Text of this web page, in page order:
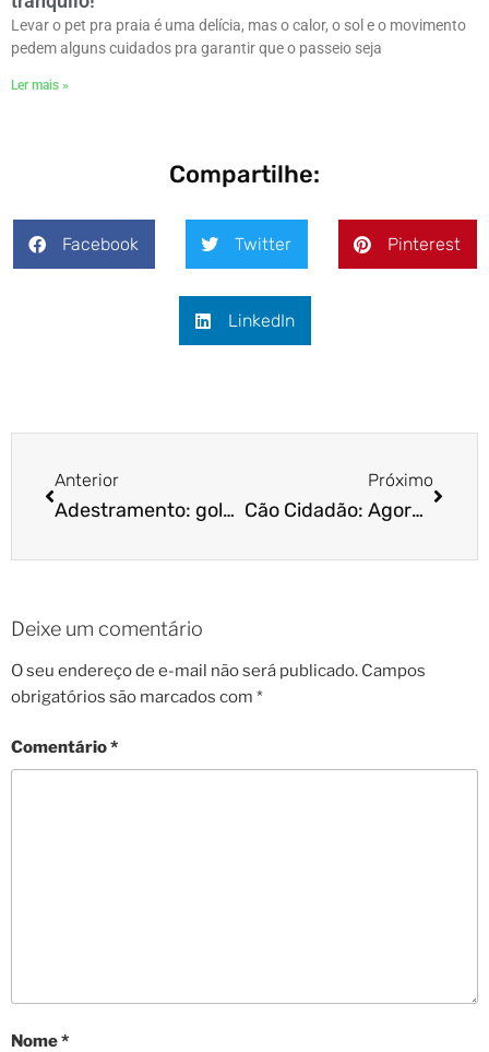
Levar o pet pra praia é uma delícia, mas o calor, o sol e o movimento
pedem alguns cuidados pra garantir que o passeio seja
Ler mais »
Compartilhe:
Facebook Twitter Pinterest
LinkedIn
Anterior
Adestramento: golfinho ensina companheiros a andar na água!
Próximo
Cão Cidadão: Agora também na Zona Leste de SP!
Deixe um comentário
O seu endereço de e-mail não será publicado. Campos
obrigatórios são marcados com *
Comentário*
Nome*